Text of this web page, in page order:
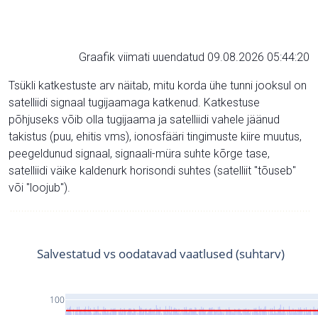
Graafik viimati uuendatud 09.08.2026 05:44:20
Tsükli katkestuste arv näitab, mitu korda ühe tunni jooksul on
satelliidi signaal tugijaamaga katkenud. Katkestuse
põhjuseks võib olla tugijaama ja satelliidi vahele jäänud
takistus (puu, ehitis vms), ionosfääri tingimuste kiire muutus,
peegeldunud signaal, signaali-müra suhte kõrge tase,
satelliidi väike kaldenurk horisondi suhtes (satelliit "tõuseb"
või "loojub").
100
Salvestatud vs oodatavad vaatlused (suhtarv)